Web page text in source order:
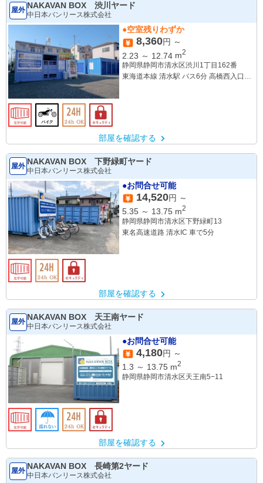
屋外 NAKAVAN BOX 渋川ヤード
中日本バンリース株式会社
●空室残りわずか
8,360円 ～
2.23 ～ 12.74 m2
静岡県静岡市清水区渋川1丁目162番
東海道本線 清水駅 バス6分 高橋西入口保
部屋を確認する
屋外 NAKAVAN BOX 下野緑町ヤード
中日本バンリース株式会社
●お問合せ可能
14,520円 ～
5.35 ～ 13.75 m2
静岡県静岡市清水区下野緑町13
東名高速道路 清水IC 車で5分
部屋を確認する
屋外 NAKAVAN BOX 天王南ヤード
中日本バンリース株式会社
●お問合せ可能
4,180円 ～
1.3 ～ 13.75 m2
静岡県静岡市清水区天王南5−11
部屋を確認する
屋外 NAKAVAN BOX 長崎第2ヤード
中日本バンリース株式会社